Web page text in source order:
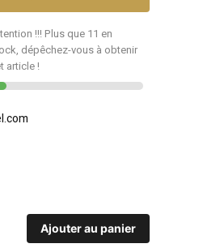
!!! Plus que 11 en
dépêchez-vous à obtenir
article !
Ajouter au panier